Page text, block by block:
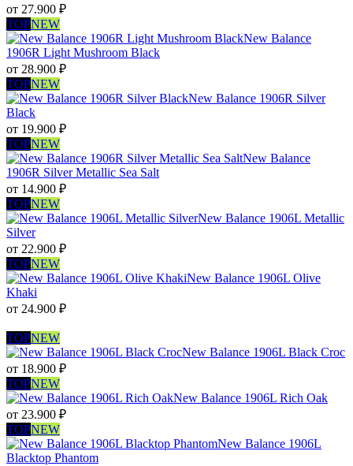
от 27.900 ₽
TOPNEW
New Balance
1906R Light Mushroom Black
от 28.900 ₽
TOPNEW
New Balance 1906R Silver
Black
от 19.900 ₽
TOPNEW
New Balance
1906R Silver Metallic Sea Salt
от 14.900 ₽
TOPNEW
New Balance 1906L Metallic
Silver
от 22.900 ₽
TOPNEW
New Balance 1906L Olive
Khaki
от 24.900 ₽
TOPNEW
New Balance 1906L Black Croc
от 18.900 ₽
TOPNEW
New Balance 1906L Rich Oak
от 23.900 ₽
TOPNEW
New Balance 1906L
Blacktop Phantom